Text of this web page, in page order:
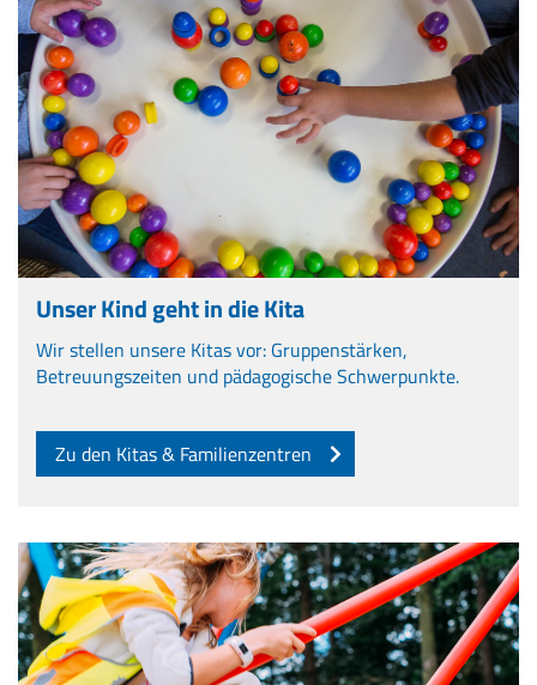
Unser Kind geht in die Kita
Wir stellen unsere Kitas vor: Gruppenstärken,
Betreuungszeiten und pädagogische Schwerpunkte.
Zu den Kitas & Familienzentren